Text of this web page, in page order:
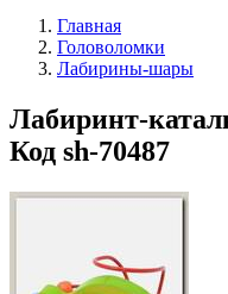
Главная
Головоломки
Лабирины-шары
Лабиринт-
Код sh-70487